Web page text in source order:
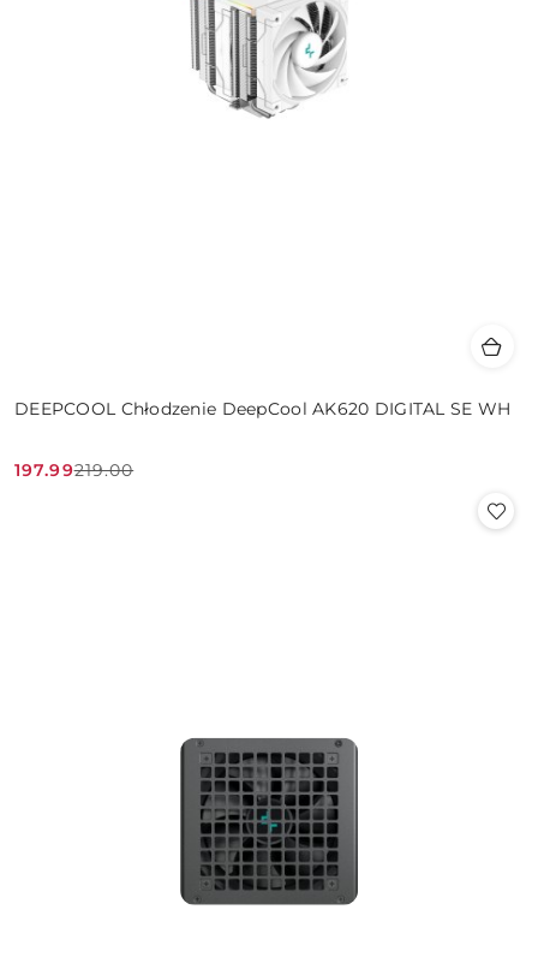
DEEPCOOL Chłodzenie DeepCool AK620 DIGITAL SE WH
Cena
197.99
Cena
219.00